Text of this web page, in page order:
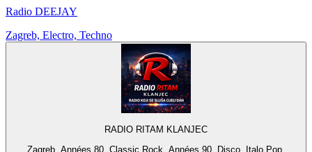
Radio DEEJAY
Zagreb, Electro, Techno
RADIO RITAM KLANJEC
Zagreb, Années 80, Classic Rock, Années 90, Disco, Italo Pop,